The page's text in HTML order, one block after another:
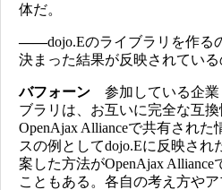
体だ。
――dojo.Eのライブラリを作る
決まった結果が反映されている
バフォーン 参加している企業
ブラリは、お互いに完全な互換
OpenAjax Allianceで共有され
スの例としてdojo.Eに反映され
案した方法がOpenAjax
こともある。各自の考え方や